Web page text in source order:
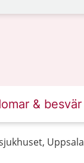
& besvär
Uppsala